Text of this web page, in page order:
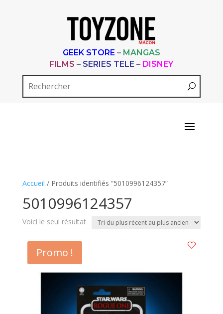
GEEK STORE – MANGAS
FILMS – SERIES TELE – DISNEY
Accueil / Produits identifiés “5010996124357”
5010996124357
Voici le seul résultat
Promo !